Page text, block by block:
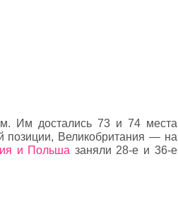
Им достались 73 и 74 места
позиции, Великобритания — на
и Польша заняли 28-е и 36-е